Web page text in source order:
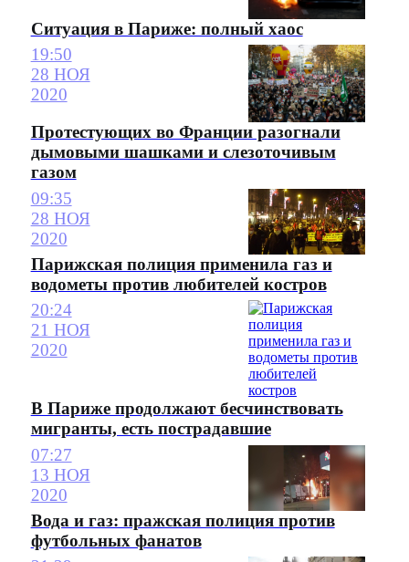
Ситуация в Париже: полный хаос
19:50
28 НОЯ
2020
Протестующих во Франции разогнали
дымовыми шашками и слезоточивым
газом
09:35
28 НОЯ
2020
Парижская полиция применила газ и
водометы против любителей костров
20:24
21 НОЯ
2020
В Париже продолжают бесчинствовать
мигранты, есть пострадавшие
07:27
13 НОЯ
2020
Вода и газ: пражская полиция против
футбольных фанатов